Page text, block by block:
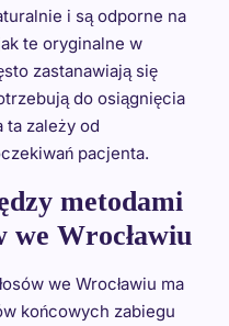
i są odporne na
te oryginalne w
zastanawiają się
do osiągnięcia
zależy od
pacjenta.
metodami
we Wrocławiu
we Wrocławiu ma
końcowych zabiegu